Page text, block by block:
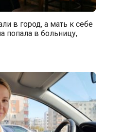
в город, а мать к себе
попала в больницу,